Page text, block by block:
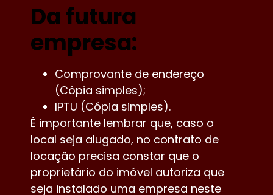
Da futura
empresa:
Comprovante de endereço
(Cópia simples);
IPTU (Cópia simples).
É importante lembrar que, caso o
local seja alugado, no contrato de
locação precisa constar que o
proprietário do imóvel autoriza que
seja instalado uma empresa neste